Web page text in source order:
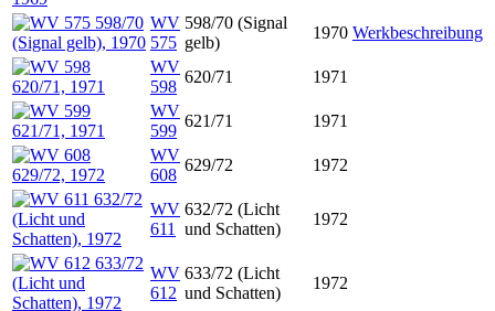
WV
575
598/70 (Signal
gelb)
1970 Werkbeschreibung
WV
598
620/71
1971
WV
599
621/71
1971
WV
608
629/72 1972
WV
611
632/72 (Licht
und Schatten)
1972
WV
612
633/72 (Licht
und Schatten)
1972